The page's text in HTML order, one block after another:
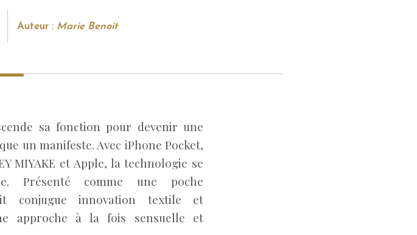
Auteur : Marie Benoit
sa fonction pour devenir une
un manifeste. Avec iPhone Pocket,
MIYAKE et Apple, la technologie se
Présenté comme une poche
conjugue innovation textile et
approche à la fois sensuelle et